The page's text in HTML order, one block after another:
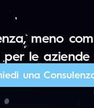
meno
per le aziende
una